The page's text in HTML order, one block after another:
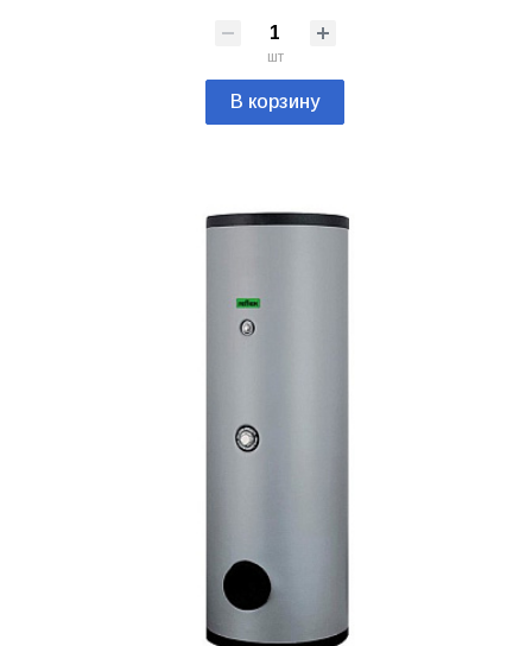
шт
В корзину